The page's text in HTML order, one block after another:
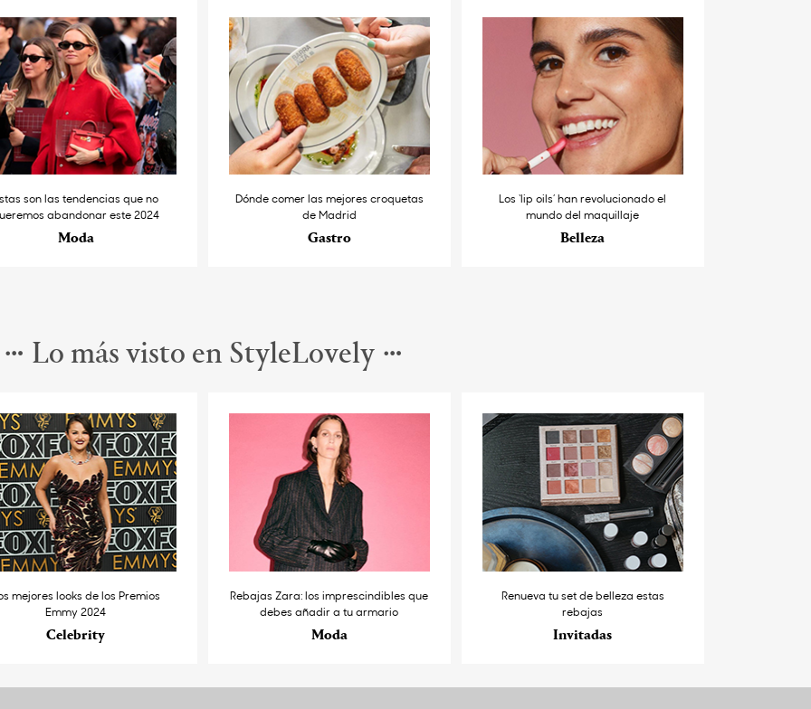
son las tendencias que no
abandonar este 2024
Moda
Dónde comer las mejores croquetas
de Madrid
Gastro
Los ‘lip oils’ han revolucionado el
mundo del maquillaje
Belleza
Lo más visto en StyleLovely
mejores looks de los Premios
Emmy 2024
Celebrity
Rebajas Zara: los imprescindibles que
debes añadir a tu armario
Moda
Renueva tu set de belleza estas
rebajas
Invitadas